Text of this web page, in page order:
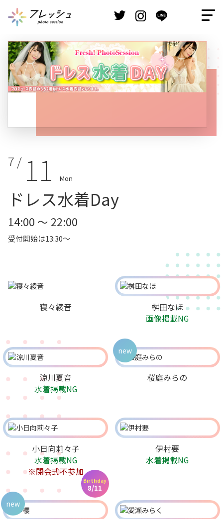
7 / 11 Mon
ドレス水着Day
14:00 ～ 22:00
受付開始は13:30～
寝々綾音
桝田なほ
画像掲載NG
涼川夏音
水着掲載NG
Birthday
8/11
桜庭みらの
new
小日向莉々子
水着掲載NG
※閉会式不参加
伊村要
水着掲載NG
new